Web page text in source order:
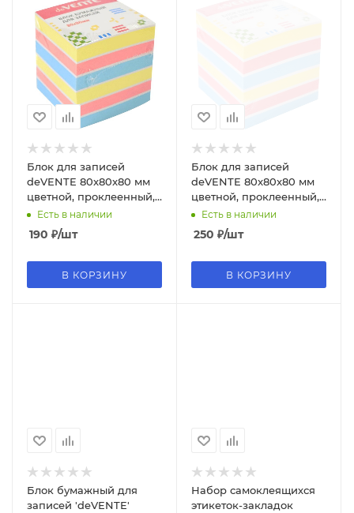
Блок для записей
deVENTE 80x80x80 мм
цветной, проклеенный,
офсет 80 г;м² , 3цв, 11
слоев, 2012205
Есть в наличии
190 ₽/шт
В КОРЗИНУ
Блок для записей
deVENTE 80x80x80 мм
цветной, проклеенный,
офсет 80 г;м² , 3цв, 11
слоев, 2012206
Есть в наличии
250 ₽/шт
В КОРЗИНУ
Блок бумажный для
записей 'deVENTE'
Набор самоклеящихся
этикеток-закладок